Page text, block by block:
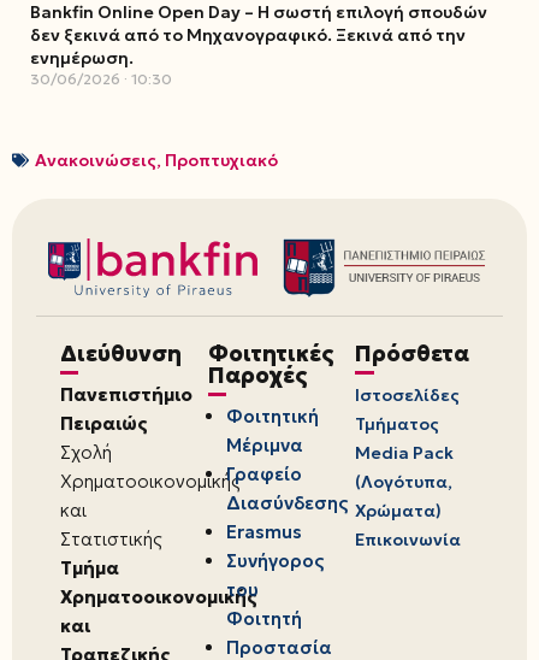
Bankfin Online Open Day – Η σωστή επιλογή σπουδών
δεν ξεκινά από το Μηχανογραφικό. Ξεκινά από την
ενημέρωση.
30/06/2026 10:30
Ανακοινώσεις, Προπτυχιακό
Διεύθυνση
Πανεπιστήμιο
Πειραιώς
Σχολή
Χρηματοοικονομικής
και
Στατιστικής
Τμήμα
Χρηματοοικονομικής
και
Τραπεζικής
Φοιτητικές
Παροχές
Φοιτητική
Μέριμνα
Γραφείο
Διασύνδεσης
Erasmus
Συνήγορος
του
Φοιτητή
Προστασία
Πρόσθετα
Ιστοσελίδες
Τμήματος
Media Pack
(Λογότυπα,
Χρώματα)
Επικοινωνία